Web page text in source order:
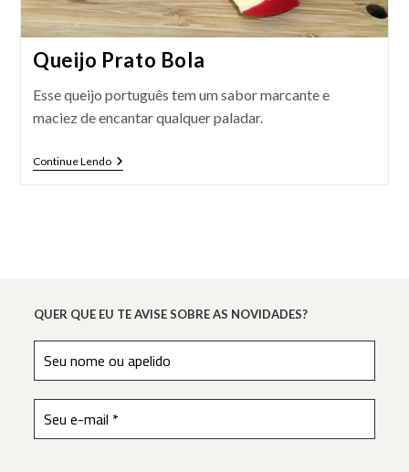
Queijo Prato Bola
Esse queijo português tem um sabor marcante e
maciez de encantar qualquer paladar.
Continue LendoQueijo
QUER QUE EU TE AVISE SOBRE AS NOVIDADES?